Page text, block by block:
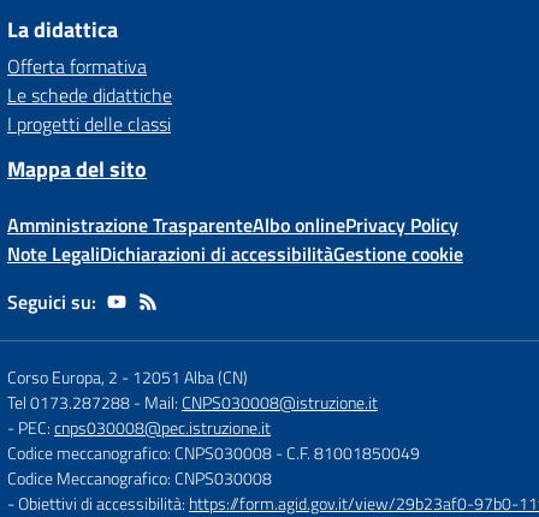
La didattica
Offerta formativa
Le schede didattiche
I progetti delle classi
Mappa del sito
Amministrazione TrasparenteAlbo onlinePrivacy Policy
Note LegaliDichiarazioni di accessibilitàGestione cookie
Seguici su:
Corso Europa, 2 -12051 Alba (CN)
Tel 0173.287288- Mail:CNPS030008@istruzione.it
- PEC:cnps030008@pec.istruzione.it
Codice meccanografico: CNPS030008- C.F. 81001850049
Codice Meccanografico: CNPS030008
- Obiettivi di accessibilità: https://form.agid.gov.it/view/29b23af0-97b0-